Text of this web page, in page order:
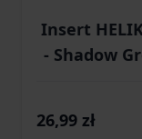
Insert
- Shadow
26,99 zł